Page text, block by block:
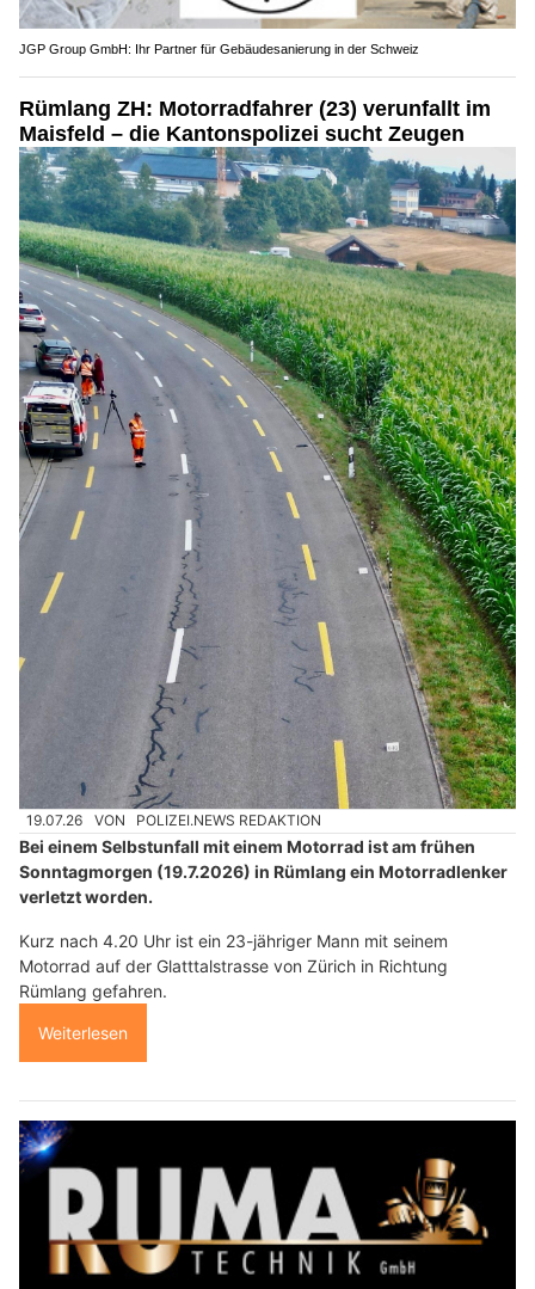
JGP Group GmbH: Ihr Partner für Gebäudesanierung in der Schweiz
Rümlang ZH: Motorradfahrer (23) verunfallt im
Maisfeld – die Kantonspolizei sucht Zeugen
19.07.26 VON POLIZEI.NEWS REDAKTION
Bei einem Selbstunfall mit einem Motorrad ist am frühen
Sonntagmorgen (19.7.2026) in Rümlang ein Motorradlenker
verletzt worden.
Kurz nach 4.20 Uhr ist ein 23-jähriger Mann mit seinem
Motorrad auf der Glatttalstrasse von Zürich in Richtung
Rümlang gefahren.
Weiterlesen